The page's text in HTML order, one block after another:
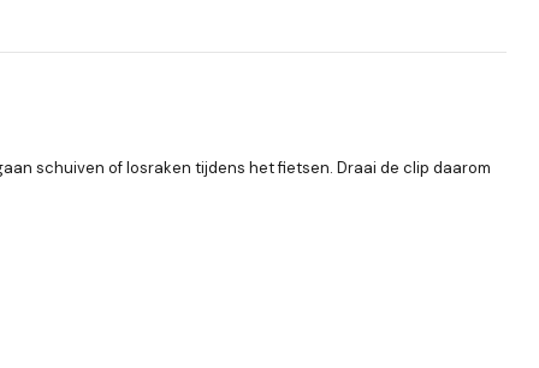
schuiven of losraken tijdens het fietsen. Draai de clip daarom